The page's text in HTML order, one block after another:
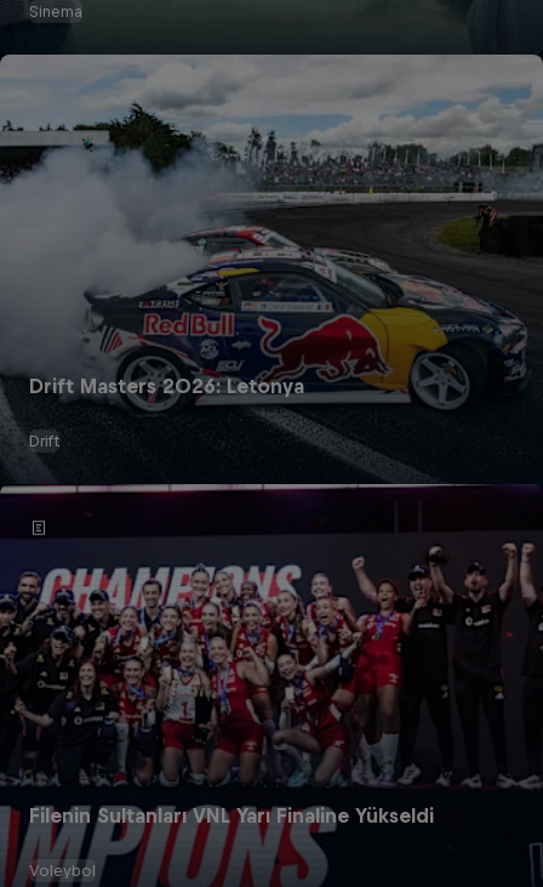
Sinema
Drift Masters 2026: Letonya
Drift
Filenin Sultanları VNL Yarı Finaline Yükseldi
Voleybol